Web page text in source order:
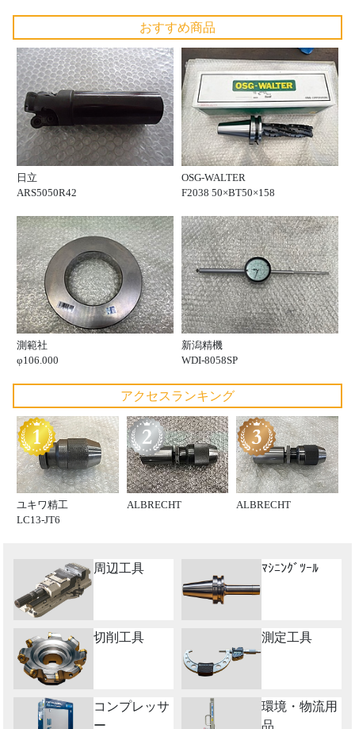
おすすめ商品
日立
ARS5050R42
OSG-WALTER
F2038 50×BT50×158
測範社
φ106.000
新潟精機
WDI-8058SP
アクセスランキング
ユキワ精工
LC13-JT6
ALBRECHT ALBRECHT
周辺工具 ﾏｼﾆﾝｸﾞﾂｰﾙ
切削工具 測定工具
コンプレッサ
ー
環境・物流用
品